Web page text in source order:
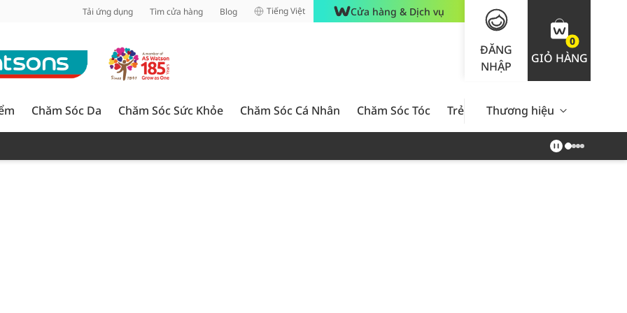
Tải ứng dụng Tìm cửa hàng Blog Tiếng Việt Cửa hàng & Dịch vụ
ĐĂNG
NHẬP
0
GIỎ HÀNG
Chăm Sóc Da Chăm Sóc Sức Khỏe Chăm Sóc Cá Nhân Chăm Sóc Tóc Trẻ Em Nam Giới Chăm Sóc
Thương hiệu